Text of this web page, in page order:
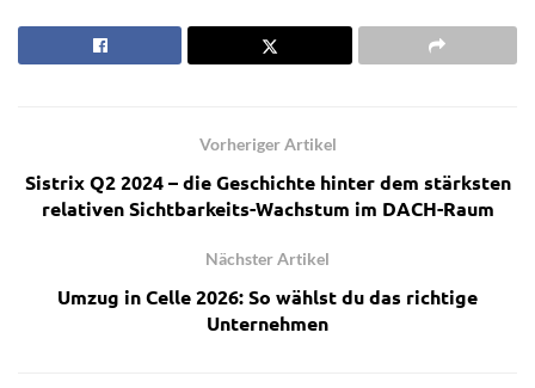
Vorheriger Artikel
Sistrix Q2 2024 – die Geschichte hinter dem stärksten
relativen Sichtbarkeits-Wachstum im DACH-Raum
Nächster Artikel
Umzug in Celle 2026: So wählst du das richtige
Unternehmen